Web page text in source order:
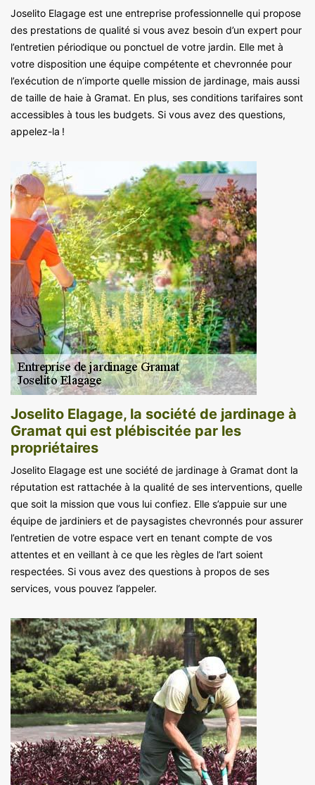
Joselito Elagage est une entreprise professionnelle qui propose
des prestations de qualité si vous avez besoin d’un expert pour
l’entretien périodique ou ponctuel de votre jardin. Elle met à
votre disposition une équipe compétente et chevronnée pour
l’exécution de n’importe quelle mission de jardinage, mais aussi
de taille de haie à Gramat. En plus, ses conditions tarifaires sont
accessibles à tous les budgets. Si vous avez des questions,
appelez-la !
Joselito Elagage, la société de jardinage à
Gramat qui est plébiscitée par les
propriétaires
Joselito Elagage est une société de jardinage à Gramat dont la
réputation est rattachée à la qualité de ses interventions, quelle
que soit la mission que vous lui confiez. Elle s’appuie sur une
équipe de jardiniers et de paysagistes chevronnés pour assurer
l’entretien de votre espace vert en tenant compte de vos
attentes et en veillant à ce que les règles de l’art soient
respectées. Si vous avez des questions à propos de ses
services, vous pouvez l’appeler.